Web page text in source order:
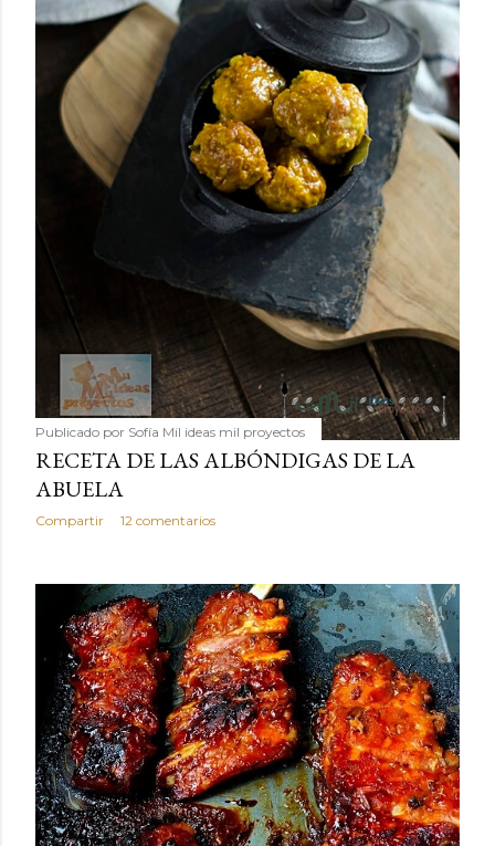
Publicado por Sofía Mil ideas mil proyectos
RECETA DE LAS ALBÓNDIGAS DE LA
ABUELA
Compartir 12 comentarios